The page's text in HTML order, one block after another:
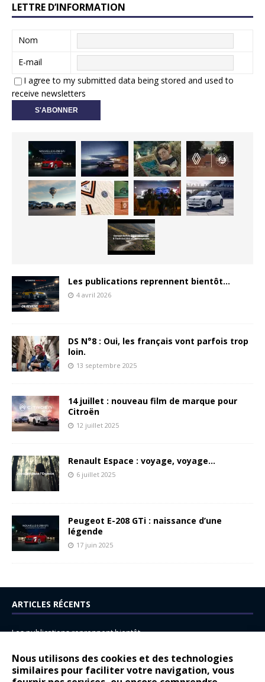
Nous utilisons des cookies et des technologies
similaires pour faciliter votre navigation, vous
LETTRE D’INFORMATION
Nom
E-mail
I agree to my submitted data being stored and used to
receive newsletters
Les publications reprennent bientôt…
4 avril 2026
DS N°8 : Oui, les français vont parfois trop
loin.
13 septembre 2025
14 juillet : nouveau film de marque pour
Citroën
12 juillet 2025
Renault Espace : voyage, voyage…
6 juillet 2025
Peugeot E-208 GTi : naissance d’une
légende
17 juin 2025
ARTICLES RÉCENTS
Les publications reprennent bientôt…
14 juillet : nouveau film de marque pour Citroën